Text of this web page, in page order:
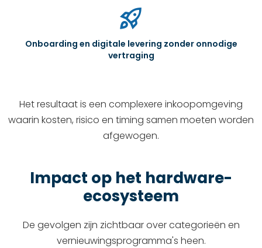
rocket_launch
Onboarding en digitale levering zonder onnodige
vertraging
Het resultaat is een complexere inkoopomgeving
waarin kosten, risico en timing samen moeten worden
afgewogen.
Impact op het hardware-
ecosysteem
De gevolgen zijn zichtbaar over categorieën en
vernieuwingsprogramma's heen.